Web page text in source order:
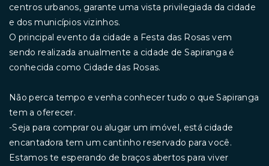
centros urbanos, garante uma vista privilegiada da cidade
e dos municípios vizinhos.
O principal evento da cidade a Festa das Rosas vem
sendo realizada anualmente a cidade de Sapiranga é
conhecida como Cidade das Rosas.
Não perca tempo e venha conhecer tudo o que Sapiranga
tem a oferecer.
-Seja para comprar ou alugar um imóvel, está cidade
encantadora tem um cantinho reservado para você.
Estamos te esperando de braços abertos para viver